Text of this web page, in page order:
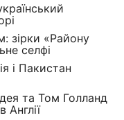
зірки «Району
селфі
і Пакистан
та Том Голланд
Англії